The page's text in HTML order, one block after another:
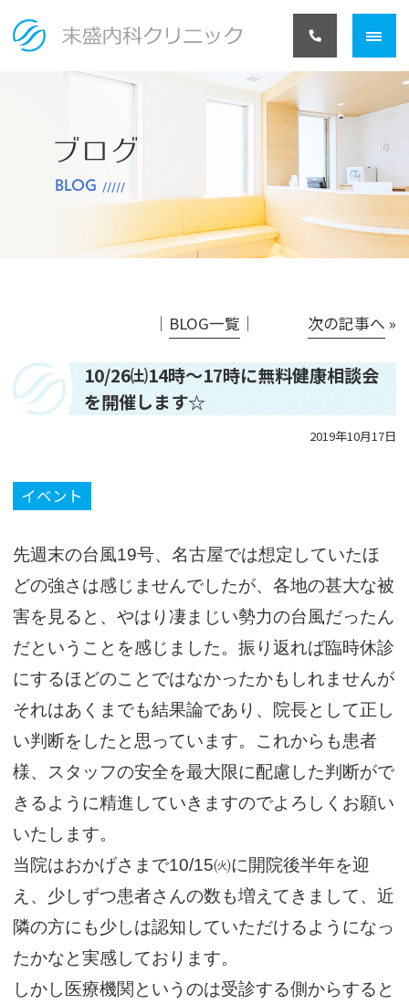
ブログ
BLOG
│ BLOG一覧 │ 次の記事へ »
10/26㈯14時～17時に無料健康相談会
を開催します☆
2019年10月17日
イベント
先週末の台風19号、名古屋では想定していたほ
どの強さは感じませんでしたが、各地の甚大な被
害を見ると、やはり凄まじい勢力の台風だったん
だということを感じました。振り返れば臨時休診
にするほどのことではなかったかもしれませんが
それはあくまでも結果論であり、院長として正し
い判断をしたと思っています。これからも患者
様、スタッフの安全を最大限に配慮した判断がで
きるように精進していきますのでよろしくお願い
いたします。
当院はおかげさまで10/15㈫に開院後半年を迎
え、少しずつ患者さんの数も増えてきまして、近
隣の方にも少しは認知していただけるようになっ
たかなと実感しております。
しかし医療機関というのは受診する側からすると